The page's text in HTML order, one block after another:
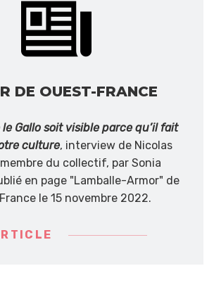
DE OUEST-FRANCE
Gallo soit visible parce qu’il fait
culture, interview de Nicolas
du collectif, par Sonia
en page "Lamballe-Armor" de
le 15 novembre 2022.